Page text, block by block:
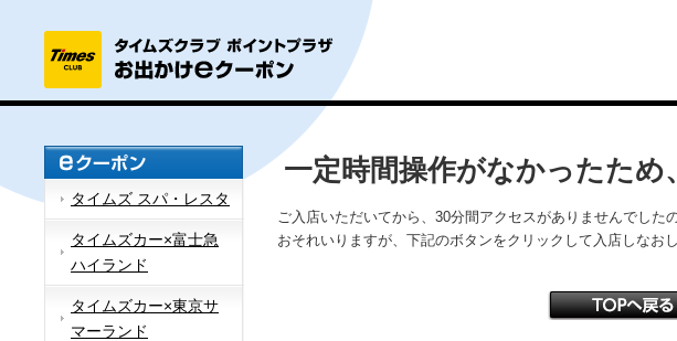
タイムズ スパ・レスタ
タイムズカー×富士急
ハイランド
タイムズカー×東京サ
マーランド
一定時間操作がなかったため
ご入店いただいてから、30分間アクセスがありませんでした
おそれいりますが、下記のボタンをクリックして入店しなおし